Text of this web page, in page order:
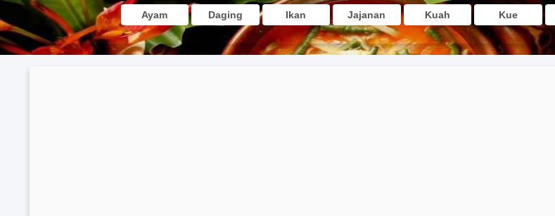
Ayam Daging Ikan Jajanan Kuah Kue